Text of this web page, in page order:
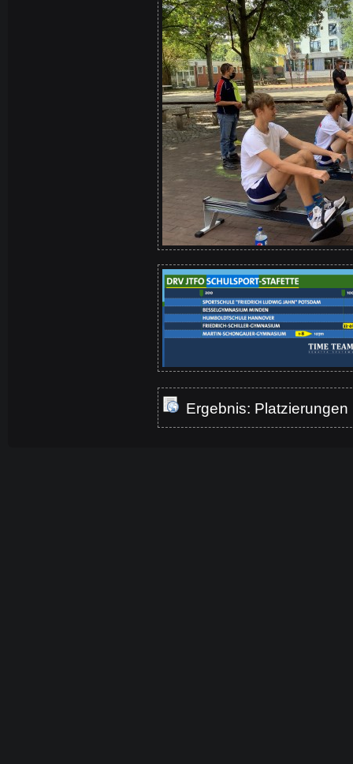
Ergebnis: